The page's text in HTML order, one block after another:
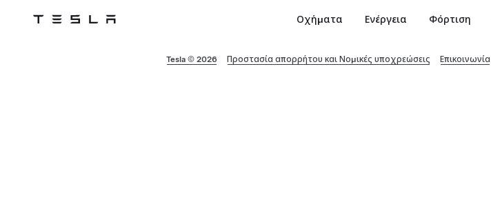
Tesla Οχήματα Ενέργεια Φόρτιση
Tesla © 2026 Προστασία απορρήτου και Νομικές υποχρεώσεις Επικοινωνία